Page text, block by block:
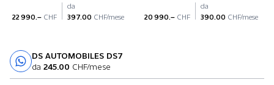
22 990.– CHF
da
397.00 CHF/mese 20 990.– CHF
da
390.00 CHF/mese
DS AUTOMOBILES DS7
da 245.00 CHF/mese